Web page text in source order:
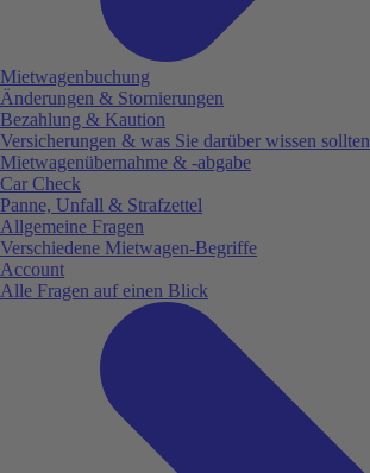
Mietwagenbuchung
Änderungen & Stornierungen
Bezahlung & Kaution
Versicherungen & was Sie darüber wissen sollten
Mietwagenübernahme & -abgabe
Car Check
Panne, Unfall & Strafzettel
Allgemeine Fragen
Verschiedene Mietwagen-Begriffe
Account
Alle Fragen auf einen Blick